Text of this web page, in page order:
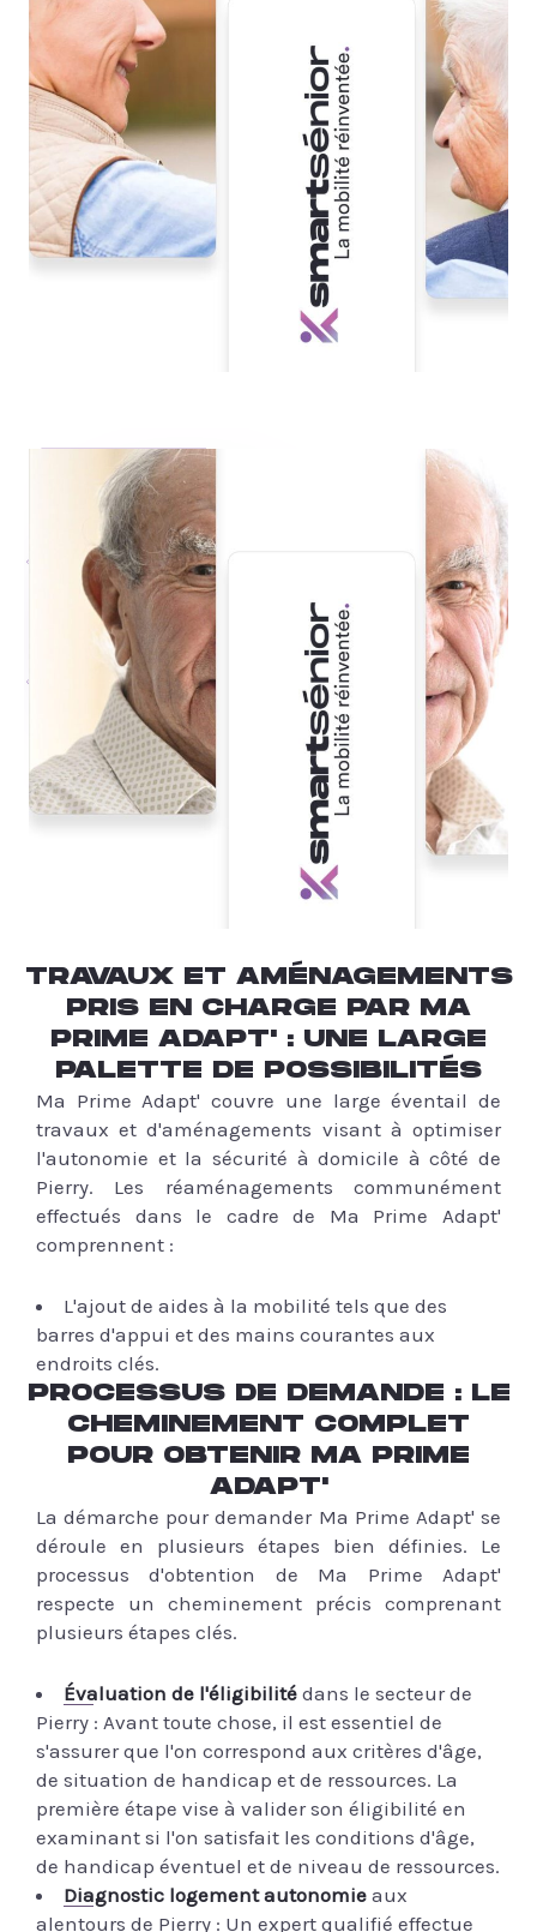
TRAVAUX ET AMÉNAGEMENTS
PRIS EN CHARGE PAR MA
PRIME ADAPT' : UNE LARGE
PALETTE DE POSSIBILITÉS
Ma Prime Adapt' couvre une large éventail de
travaux et d'aménagements visant à optimiser
l'autonomie et la sécurité à domicile à côté de
Pierry. Les réaménagements communément
effectués dans le cadre de Ma Prime Adapt'
comprennent :
L'ajout de aides à la mobilité tels que des
barres d'appui et des mains courantes aux
endroits clés.
PROCESSUS DE DEMANDE : LE
CHEMINEMENT COMPLET
POUR OBTENIR MA PRIME
ADAPT'
La démarche pour demander Ma Prime Adapt' se
déroule en plusieurs étapes bien définies. Le
processus d'obtention de Ma Prime Adapt'
respecte un cheminement précis comprenant
plusieurs étapes clés.
Évaluation de l'éligibilité dans le secteur de
Pierry : Avant toute chose, il est essentiel de
s'assurer que l'on correspond aux critères d'âge,
de situation de handicap et de ressources. La
première étape vise à valider son éligibilité en
examinant si l'on satisfait les conditions d'âge,
de handicap éventuel et de niveau de ressources.
Diagnostic logement autonomie aux
alentours de Pierry : Un expert qualifié effectue